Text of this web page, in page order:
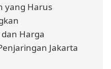
yang Harus
Harga
Jakarta